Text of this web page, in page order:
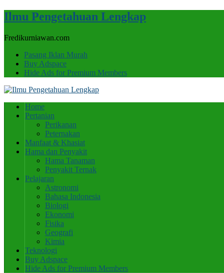
Ilmu Pengetahuan Lengkap
Fredikurniawan.com
Pasang Iklan Murah
Buy Adspace
Hide Ads for Premium Members
Home
Pertanian
Perikanan
Peternakan
Manfaat & Khasiat
Hama dan Penyakit
Hama Tanaman
Penyakit Ternak
Pelajaran
Astronomi
Bahasa Indonesia
Biologi
Ekonomi
Fisika
Geografi
Kimia
Teknologi
Buy Adspace
Hide Ads for Premium Members